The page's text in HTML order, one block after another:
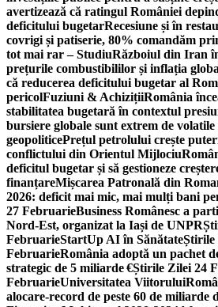
avertizează că ratingul României
deficitului bugetarRecesiune și în
covrigi și patiserie, 80% comandăm
tot mai rar – StudiuRăzboiul din Iran
prețurile combustibililor și inflația
că reducerea deficitului bugetar al
pericolFuziuni & AchizițiiRomânia
stabilitatea bugetară în contextul
bursiere globale sunt extrem de
geopoliticePrețul petrolului crește
conflictului din Orientul Mijlociu
deficitul bugetar și să gestioneze
finanțareMișcarea Patronală din
2026: deficit mai mic, mai mulți bani
27 FebruarieBusiness Românesc a
Nord-Est, organizat la Iași de UNPR
FebruarieStartUp AI în SănătateȘtirile
FebruarieRomânia adoptă un pachet
strategic de 5 miliarde €Știrile Zilei 24
FebruarieUniversitatea Viitorului
alocare-record de peste 60 de miliarde